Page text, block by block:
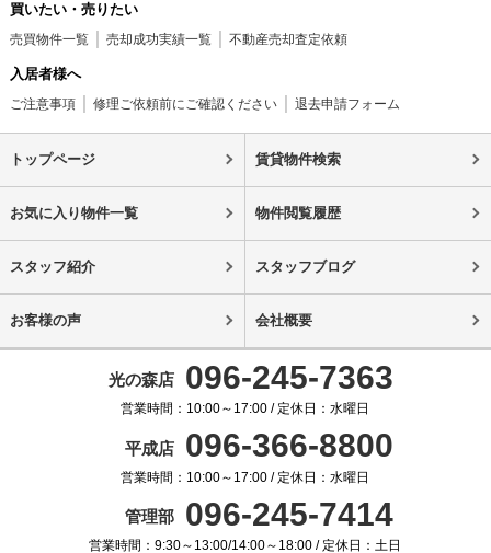
買いたい・売りたい
売買物件一覧 売却成功実績一覧 不動産売却査定依頼
入居者様へ
ご注意事項 修理ご依頼前にご確認ください 退去申請フォーム
トップページ 賃貸物件検索
お気に入り物件一覧 物件閲覧履歴
スタッフ紹介 スタッフブログ
お客様の声 会社概要
光の森店 096-245-7363
営業時間：10:00～17:00 / 定休日：水曜日
平成店 096-366-8800
営業時間：10:00～17:00 / 定休日：水曜日
管理部 096-245-7414
営業時間：9:30～13:00/14:00～18:00 / 定休日：土日